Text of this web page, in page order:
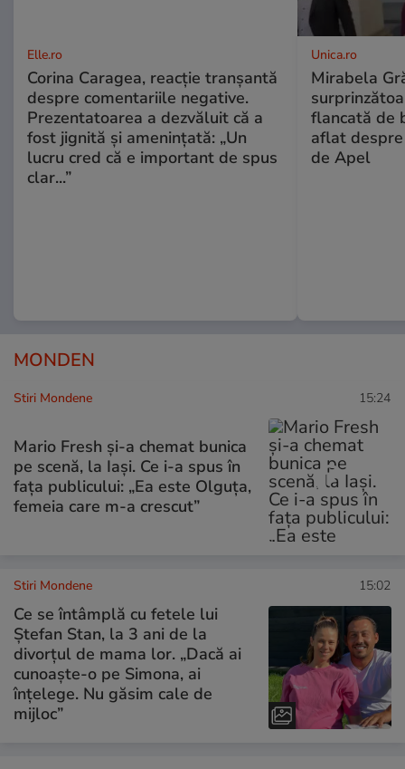
Elle.ro
Corina Caragea, reacție tranșantă
despre comentariile negative.
Prezentatoarea a dezvăluit că a
fost jignită și amenințată: „Un
lucru cred că e important de spus
clar...”
Unica.ro
Mirabela
flancată de
aflat
de Apel
MONDEN
Stiri Mondene 15:24
Mario Fresh și-a chemat bunica
pe scenă, la Iași. Ce i-a spus în
fața publicului: „Ea este Olguța,
femeia care m-a crescut”
Stiri Mondene 15:02
Ce se întâmplă cu fetele lui
Ștefan Stan, la 3 ani de la
divorțul de mama lor. „Dacă ai
cunoaște-o pe Simona, ai
înțelege. Nu găsim cale de
mijloc”